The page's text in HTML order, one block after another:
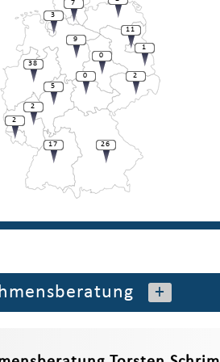
2
1
38
11
0
7
3
9
2
5
2
17
0
26
+